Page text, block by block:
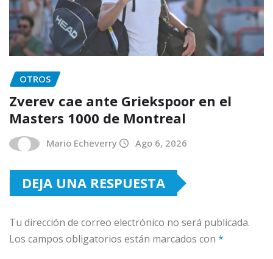
OTROS
Zverev cae ante Griekspoor en el
Masters 1000 de Montreal
Mario Echeverry Ago 6, 2026
DEJA UNA RESPUESTA
Tu dirección de correo electrónico no será publicada.
Los campos obligatorios están marcados con *